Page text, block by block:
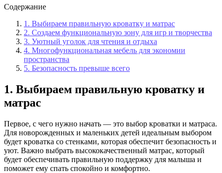
Содержание
1. Выбираем правильную кроватку и матрас
2. Создаем функциональную зону для игр и творчества
3. Уютный уголок для чтения и отдыха
4. Многофункциональная мебель для экономии
пространства
5. Безопасность превыше всего
1. Выбираем правильную кроватку и
матрас
Первое, с чего нужно начать — это выбор кроватки и матраса.
Для новорожденных и маленьких детей идеальным выбором
будет кроватка со стенками, которая обеспечит безопасность и
уют. Важно выбрать высококачественный матрас, который
будет обеспечивать правильную поддержку для малыша и
поможет ему спать спокойно и комфортно.